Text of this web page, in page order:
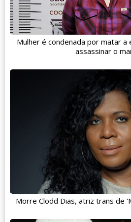
Mulher é condenada por matar a
assassinar o
Morre Clodd Dias, atriz trans de